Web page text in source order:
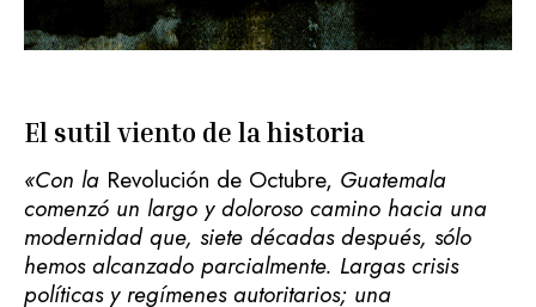
El sutil viento de la historia
«Con la Revolución de Octubre, Guatemala
comenzó un largo y doloroso camino hacia una
modernidad que, siete décadas después, sólo
hemos alcanzado parcialmente. Largas crisis
políticas y regímenes autoritarios; una